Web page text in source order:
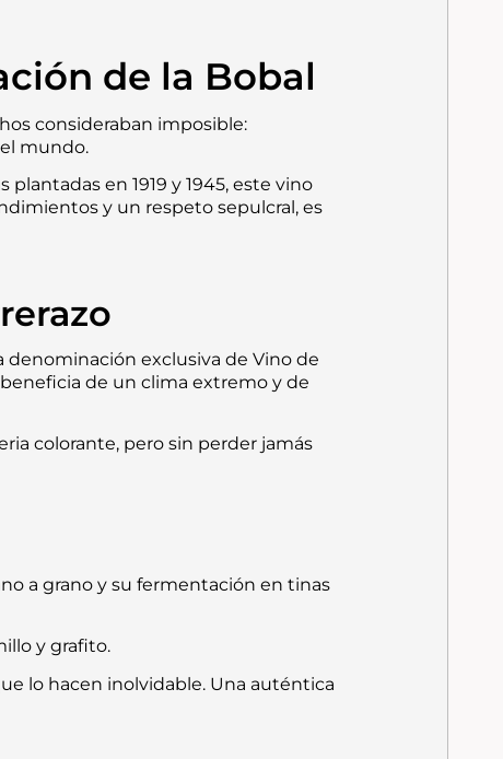
de la Bobal
consideraban imposible:
mundo.
en 1919 y 1945, este vino
y un respeto sepulcral, es
denominación exclusiva de Vino de
de un clima extremo y de
colorante, pero sin perder jamás
a grano y su fermentación en tinas
y grafito.
lo hacen inolvidable. Una auténtica